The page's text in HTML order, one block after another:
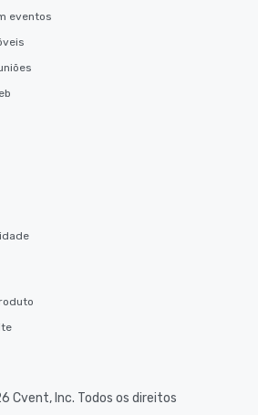
eventos
Inc. Todos os direitos